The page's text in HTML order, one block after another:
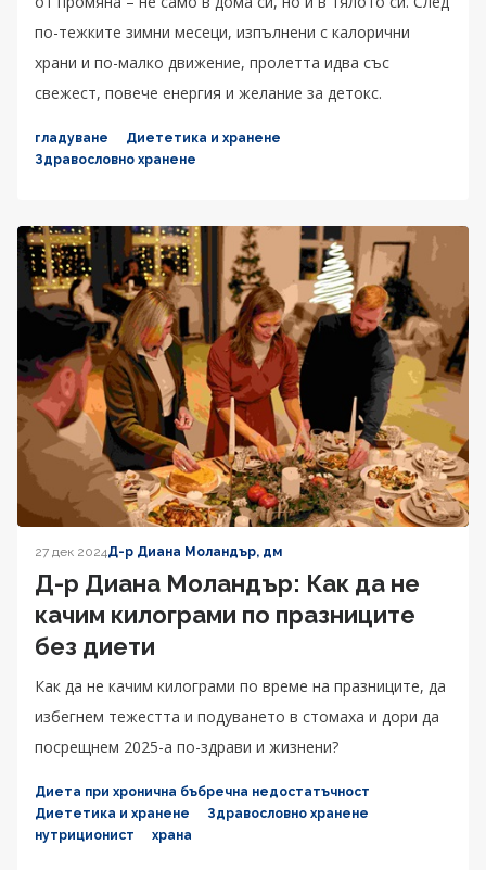
по-тежките зимни месеци, изпълнени с калорични
храни и по-малко движение, пролетта идва със
свежест, повече енергия и желание за детокс.
гладуване
Диететика и хранене
Здравословно хранене
27 дек 2024Д-р Диана Моландър, дм
Д-р Диана Моландър: Как да не
качим килограми по празниците
без диети
Как да не качим килограми по време на празниците, да
избегнем тежестта и подуването в стомаха и дори да
посрещнем 2025-а по-здрави и жизнени?
Диета при хронична бъбречна недостатъчност
Диететика и хранене
Здравословно хранене
нутриционист
храна